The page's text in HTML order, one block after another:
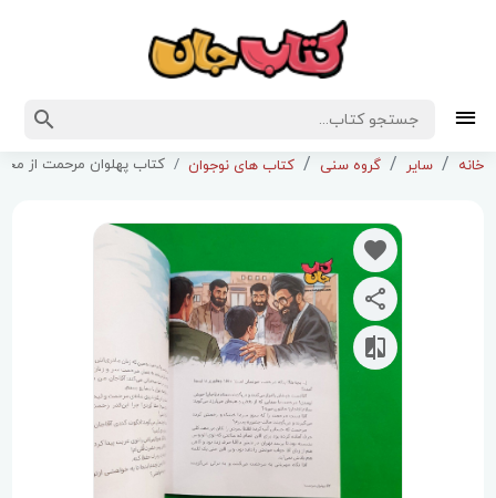
خانه سایر گروه سنی کتاب های نوجوان کتاب پهلوان مرحمت از